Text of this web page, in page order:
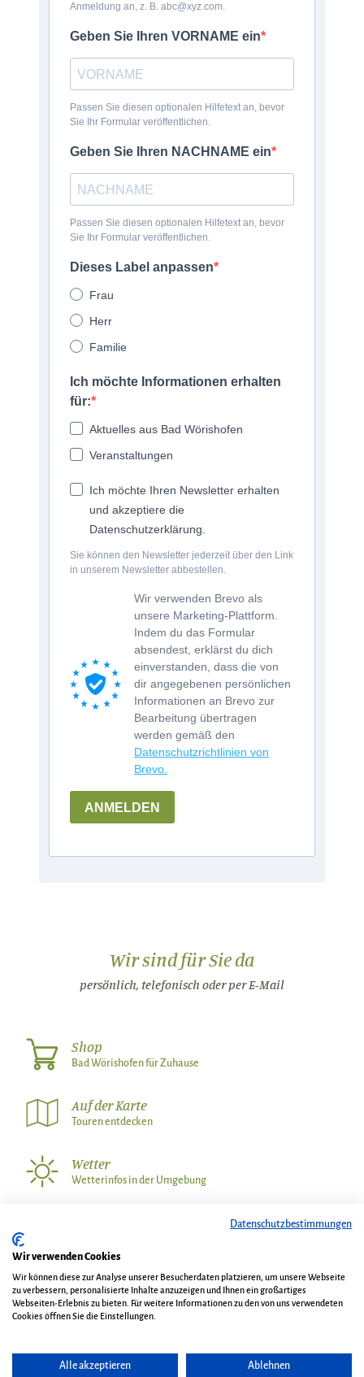
Anmeldung an, z. B. abc@xyz.com.
Geben Sie Ihren VORNAME ein
Passen Sie diesen optionalen Hilfetext an, bevor
Sie Ihr Formular veröffentlichen.
Geben Sie Ihren NACHNAME ein
Passen Sie diesen optionalen Hilfetext an, bevor
Sie Ihr Formular veröffentlichen.
Dieses Label anpassen
Frau
Herr
Familie
Ich möchte Informationen erhalten
für:
Aktuelles aus Bad Wörishofen
Veranstaltungen
Ich möchte Ihren Newsletter erhalten
und akzeptiere die
Datenschutzerklärung.
Sie können den Newsletter jederzeit über den Link
in unserem Newsletter abbestellen.
Wir verwenden Brevo als
unsere Marketing-Plattform.
Indem du das Formular
absendest, erklärst du dich
einverstanden, dass die von
dir angegebenen persönlichen
Informationen an Brevo zur
Bearbeitung übertragen
werden gemäß den
Datenschutzrichtlinien von
Brevo.
ANMELDEN
Wir sind für Sie da
persönlich, telefonisch oder per E-Mail
Shop
Bad Wörishofen für Zuhause
Auf der Karte
Touren entdecken
Wetter
Wetterinfos in der Umgebung
Datenschutz Veranstalterinformationen Shop
FacebookInstagramYouTube
Datenschutzbestimmungen
Wir verwenden Cookies
Wir können diese zur Analyse unserer Besucherdaten platzieren, um unsere Webseite
zu verbessern, personalisierte Inhalte anzuzeigen und Ihnen ein großartiges
Webseiten-Erlebnis zu bieten. Für weitere Informationen zu den von uns verwendeten
Cookies öffnen Sie die Einstellungen.
Alle akzeptieren Ablehnen